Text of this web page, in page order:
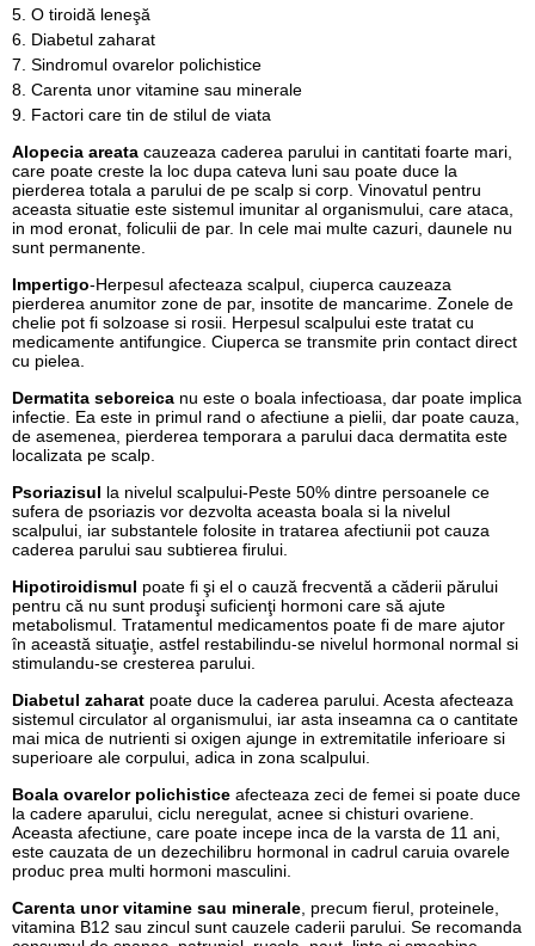
O tiroidă leneşă
Diabetul zaharat
Sindromul ovarelor polichistice
Carenta unor vitamine sau minerale
Factori care tin de stilul de viata
Alopecia areata cauzeaza caderea parului in cantitati foarte mari,
care poate creste la loc dupa cateva luni sau poate duce la
pierderea totala a parului de pe scalp si corp. Vinovatul pentru
aceasta situatie este sistemul imunitar al organismului, care ataca,
in mod eronat, foliculii de par. In cele mai multe cazuri, daunele nu
sunt permanente.
Impertigo-Herpesul afecteaza scalpul, ciuperca cauzeaza
pierderea anumitor zone de par, insotite de mancarime. Zonele de
chelie pot fi solzoase si rosii. Herpesul scalpului este tratat cu
medicamente antifungice. Ciuperca se transmite prin contact direct
cu pielea.
Dermatita seboreica nu este o boala infectioasa, dar poate implica
infectie. Ea este in primul rand o afectiune a pielii, dar poate cauza,
de asemenea, pierderea temporara a parului daca dermatita este
localizata pe scalp.
Psoriazisul la nivelul scalpului-Peste 50% dintre persoanele ce
sufera de psoriazis vor dezvolta aceasta boala si la nivelul
scalpului, iar substantele folosite in tratarea afectiunii pot cauza
caderea parului sau subtierea firului.
Hipotiroidismul poate fi şi el o cauză frecventă a căderii părului
pentru că nu sunt produşi suficienţi hormoni care să ajute
metabolismul. Tratamentul medicamentos poate fi de mare ajutor
în această situaţie, astfel restabilindu-se nivelul hormonal normal si
stimulandu-se cresterea parului.
Diabetul zaharat poate duce la caderea parului. Acesta afecteaza
sistemul circulator al organismului, iar asta inseamna ca o cantitate
mai mica de nutrienti si oxigen ajunge in extremitatile inferioare si
superioare ale corpului, adica in zona scalpului.
Boala ovarelor polichistice afecteaza zeci de femei si poate duce
la cadere aparului, ciclu neregulat, acnee si chisturi ovariene.
Aceasta afectiune, care poate incepe inca de la varsta de 11 ani,
este cauzata de un dezechilibru hormonal in cadrul caruia ovarele
produc prea multi hormoni masculini.
Carenta unor vitamine sau minerale , precum fierul, proteinele,
vitamina B12 sau zincul sunt cauzele caderii parului. Se recomanda